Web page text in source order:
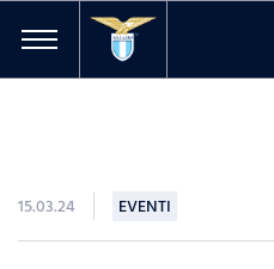
15.03.24 EVENTI